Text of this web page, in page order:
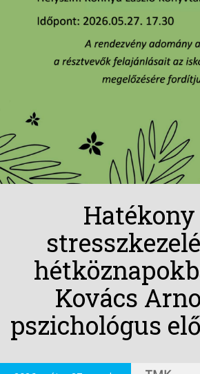
Hatékony
Kovács
pszichológus